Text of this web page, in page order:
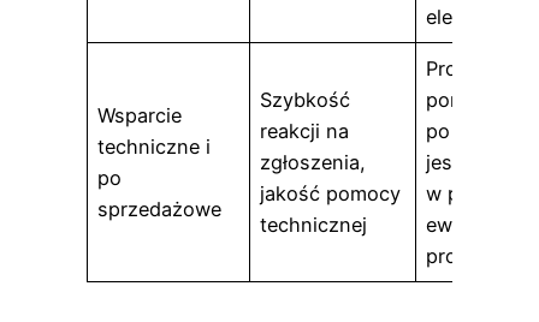
elementów
Wsparcie
techniczne i
po
sprzedażowe
Szybkość
reakcji na
zgłoszenia,
jakość pomocy
technicznej
pomoc i
po zakupie
jest
w
problemów